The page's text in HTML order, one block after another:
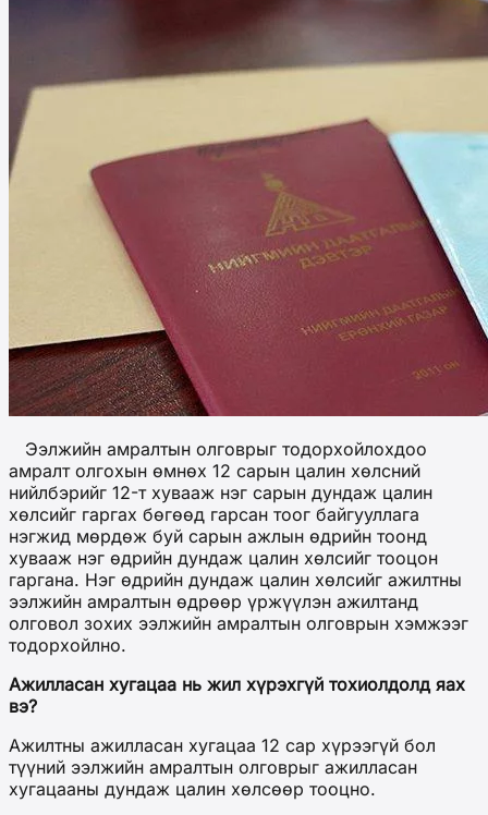
Ээлжийн амралтын олговрыг тодорхойлохдоо
амралт олгохын өмнөх 12 сарын цалин хөлсний
нийлбэрийг 12-т хувааж нэг сарын дундаж цалин
хөлсийг гаргах бөгөөд гарсан тоог байгууллага
нэгжид мөрдөж буй сарын ажлын өдрийн тоонд
хувааж нэг өдрийн дундаж цалин хөлсийг тооцон
гаргана. Нэг өдрийн дундаж цалин хөлсийг ажилтны
ээлжийн амралтын өдрөөр үржүүлэн ажилтанд
олговол зохих ээлжийн амралтын олговрын хэмжээг
тодорхойлно.
Ажилласан хугацаа нь жил хүрэхгүй тохиолдолд яах
вэ?
Ажилтны ажилласан хугацаа 12 сар хүрээгүй бол
түүний ээлжийн амралтын олговрыг ажилласан
хугацааны дундаж цалин хөлсөөр тооцно.